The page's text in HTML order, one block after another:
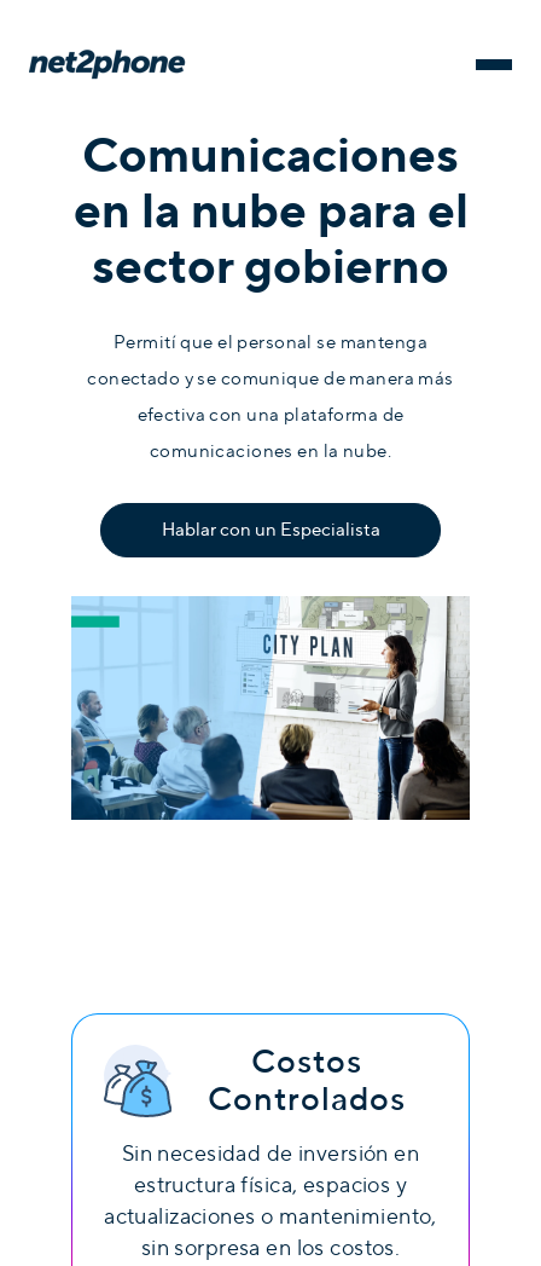
Comunicaciones
en la nube para el
sector gobierno
Permití que el personal se mantenga
conectado y se comunique de manera más
efectiva con una plataforma de
comunicaciones en la nube.
Hablar con un Especialista
Costos
Controlados
Sin necesidad de inversión en
estructura física, espacios y
actualizaciones o mantenimiento,
sin sorpresa en los costos.